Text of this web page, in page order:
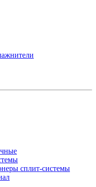
сплит-системы